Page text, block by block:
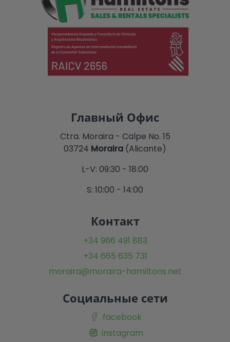
Главный Офис
Ctra. Moraira - Calpe No. 15
03724 Moraira (Alicante)
L-V: 09:30 - 18:00
S: 10:00 - 14:00
Контакт
+34 966 491 883
+34 665 635 731
moraira@moraira-hamiltons.net
Социальные сети
facebook
instagram